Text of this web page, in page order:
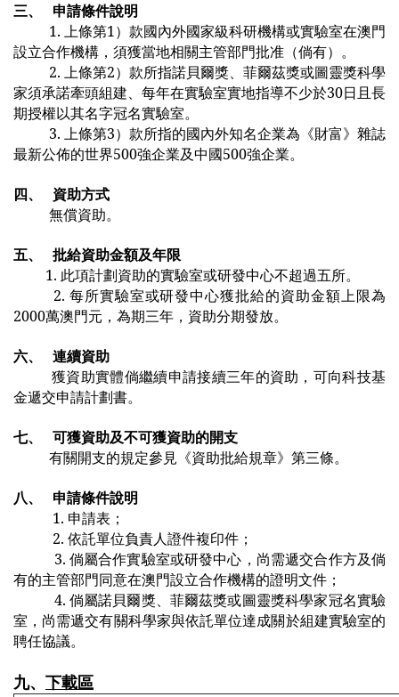
三、 申請條件說明
1. 上條第1）款國內外國家級科研機構或實驗室在澳門
設立合作機構，須獲當地相關主管部門批准（倘有）。
2. 上條第2）款所指諾貝爾獎、菲爾茲獎或圖靈獎科學
家須承諾牽頭組建、每年在實驗室實地指導不少於30日且長
期授權以其名字冠名實驗室。
3. 上條第3）款所指的國內外知名企業為《財富》雜誌
最新公佈的世界500強企業及中國500強企業。
四、 資助方式
無償資助。
五、 批給資助金額及年限
1. 此項計劃資助的實驗室或研發中心不超過五所。
2. 每所實驗室或研發中心獲批給的資助金額上限為
2000萬澳門元，為期三年，資助分期發放。
六、 連續資助
獲資助實體倘繼續申請接續三年的資助，可向科技基
金遞交申請計劃書。
七、 可獲資助及不可獲資助的開支
有關開支的規定參見《資助批給規章》第三條。
八、 申請條件說明
1. 申請表；
2. 依託單位負責人證件複印件；
3. 倘屬合作實驗室或研發中心，尚需遞交合作方及倘
有的主管部門同意在澳門設立合作機構的證明文件；
4. 倘屬諾貝爾獎、菲爾茲獎或圖靈獎科學家冠名實驗
室，尚需遞交有關科學家與依託單位達成關於組建實驗室的
聘任協議。
九、 下載區